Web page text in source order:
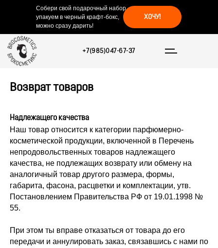
Собери свой подарочный набор -
упакуем в черный крафт-бокс,
можно сразу дарить!
ХОЧУ!
+7(985)047-67-37
Возврат товаров
Надлежащего качества
Наш товар относится к категории парфюмерно-
косметической продукции, включенной в Перечень
непродовольственных товаров надлежащего
качества, не подлежащих возврату или обмену на
аналогичный товар другого размера, формы,
габарита, фасона, расцветки и комплектации, утв.
Постановлением Правительства РФ от 19.01.1998 №
55.
При этом ты вправе отказаться от товара до его
передачи и аннулировать заказ, связавшись с нами по